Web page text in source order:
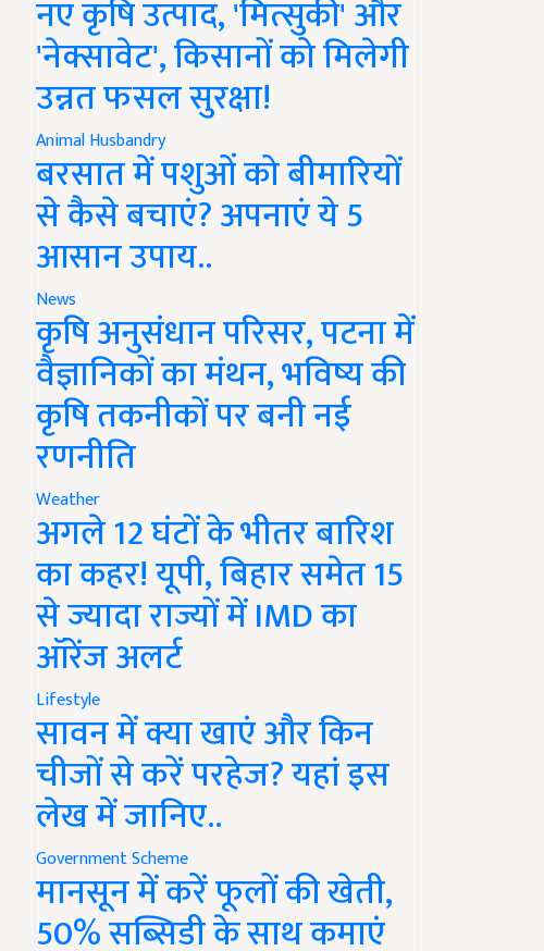
नए कृषि उत्पाद, 'मित्सुकी' और
'नेक्सावेट', किसानों को मिलेगी
उन्नत फसल सुरक्षा!
Animal Husbandry
बरसात में पशुओं को बीमारियों
से कैसे बचाएं? अपनाएं ये 5
आसान उपाय..
News
कृषि अनुसंधान परिसर, पटना में
वैज्ञानिकों का मंथन, भविष्य की
कृषि तकनीकों पर बनी नई
रणनीति
Weather
अगले 12 घंटों के भीतर बारिश
का कहर! यूपी, बिहार समेत 15
से ज्यादा राज्यों में IMD का
ऑरेंज अलर्ट
Lifestyle
सावन में क्या खाएं और किन
चीजों से करें परहेज? यहां इस
लेख में जानिए..
Government Scheme
मानसून में करें फूलों की खेती,
50% सब्सिडी के साथ कमाएं